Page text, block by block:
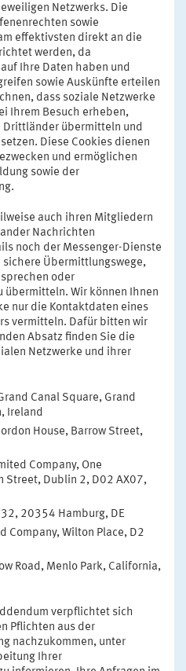
Netzwerks. Die
sowie
effektivsten direkt an die
werden, da
Ihre Daten haben und
sowie Auskünfte erteilen
dass soziale Netzwerke
Ihrem Besuch erheben,
Drittländer übermitteln und
Diese Cookies dienen
und ermöglichen
sowie der
auch ihren Mitgliedern
Nachrichten
noch der Messenger-Dienste
Übermittlungswege,
oder
übermitteln. Wir können Ihnen
nur die Kontaktdaten eines
vermitteln. Dafür bitten wir
Absatz finden Sie die
Netzwerke und ihrer
Canal Square, Grand
Ireland
House, Barrow Street,
Company, One
Street, Dublin 2, D02 AX07,
20354 Hamburg, DE
Company, Wilton Place, D2
Road, Menlo Park, California,
verpflichtet sich
Pflichten aus der
nachzukommen, unter
Ihrer